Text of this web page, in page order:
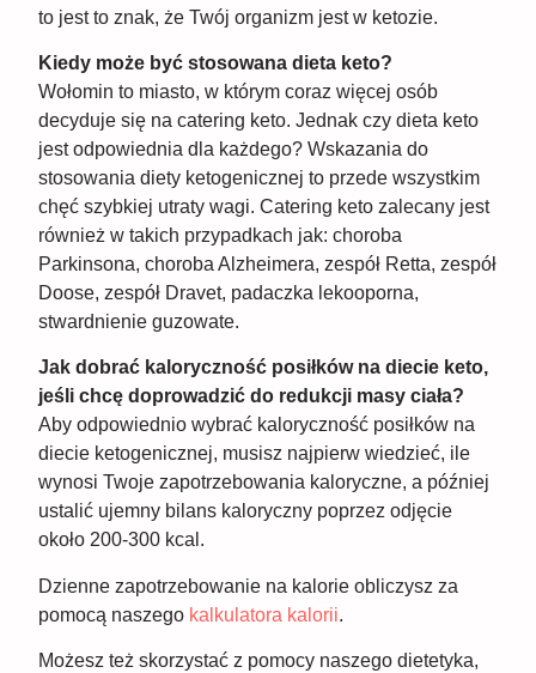
to jest to znak, że Twój organizm jest w ketozie.
Kiedy może być stosowana dieta keto?
Wołomin to miasto, w którym coraz więcej osób
decyduje się na catering keto. Jednak czy dieta keto
jest odpowiednia dla każdego? Wskazania do
stosowania diety ketogenicznej to przede wszystkim
chęć szybkiej utraty wagi. Catering keto zalecany jest
również w takich przypadkach jak: choroba
Parkinsona, choroba Alzheimera, zespół Retta, zespół
Doose, zespół Dravet, padaczka lekooporna,
stwardnienie guzowate.
Jak dobrać kaloryczność posiłków na diecie keto,
jeśli chcę doprowadzić do redukcji masy ciała?
Aby odpowiednio wybrać kaloryczność posiłków na
diecie ketogenicznej, musisz najpierw wiedzieć, ile
wynosi Twoje zapotrzebowania kaloryczne, a później
ustalić ujemny bilans kaloryczny poprzez odjęcie
około 200-300 kcal.
Dzienne zapotrzebowanie na kalorie obliczysz za
pomocą naszego kalkulatora kalorii.
Możesz też skorzystać z pomocy naszego dietetyka,